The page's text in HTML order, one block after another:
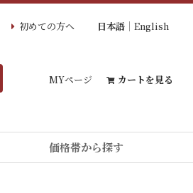
初めての方へ 日本語 English
MYページ カートを見る
価格帯から探す